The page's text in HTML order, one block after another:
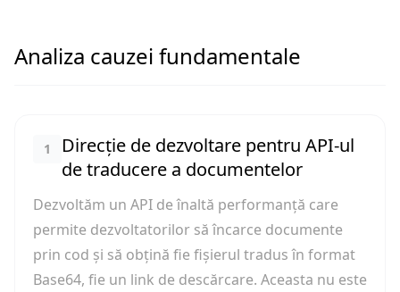
Analiza cauzei fundamentale
1
Direcție de dezvoltare pentru API-ul
de traducere a documentelor
Dezvoltăm un API de înaltă performanță care
permite dezvoltatorilor să încarce documente
prin cod și să obțină fie fișierul tradus în format
Base64, fie un link de descărcare. Aceasta nu este